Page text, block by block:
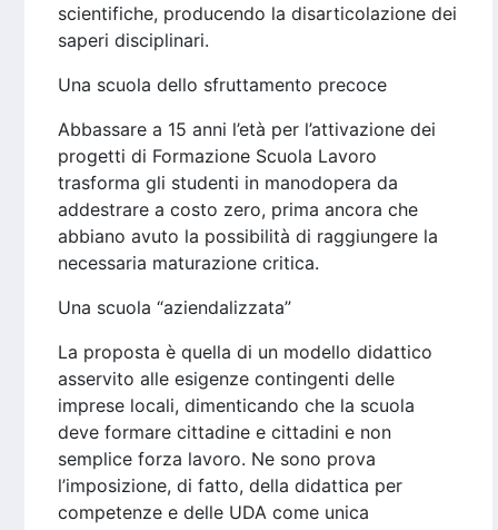
scientifiche, producendo la disarticolazione dei
saperi disciplinari.
Una scuola dello sfruttamento precoce
Abbassare a 15 anni l’età per l’attivazione dei
progetti di Formazione Scuola Lavoro
trasforma gli studenti in manodopera da
addestrare a costo zero, prima ancora che
abbiano avuto la possibilità di raggiungere la
necessaria maturazione critica.
Una scuola “aziendalizzata”
La proposta è quella di un modello didattico
asservito alle esigenze contingenti delle
imprese locali, dimenticando che la scuola
deve formare cittadine e cittadini e non
semplice forza lavoro. Ne sono prova
l’imposizione, di fatto, della didattica per
competenze e delle UDA come unica